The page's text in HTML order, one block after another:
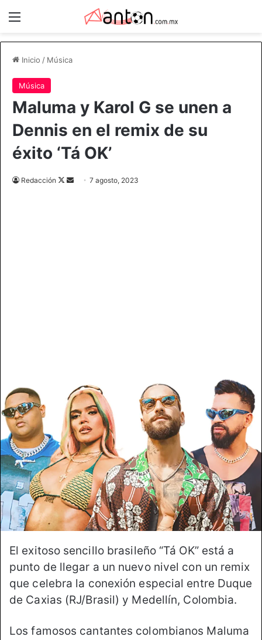
Menú
Inicio / Música
Música
Maluma y Karol G se unen a
Dennis en el remix de su
éxito ‘Tá OK’
Redacción
Follow
Send7 agosto, 2023
El exitoso sencillo brasileño “Tá OK” está a
punto de llegar a un nuevo nivel con un remix
que celebra la conexión especial entre Duque
de Caxias (RJ/Brasil) y Medellín, Colombia.
Los famosos cantantes colombianos Maluma